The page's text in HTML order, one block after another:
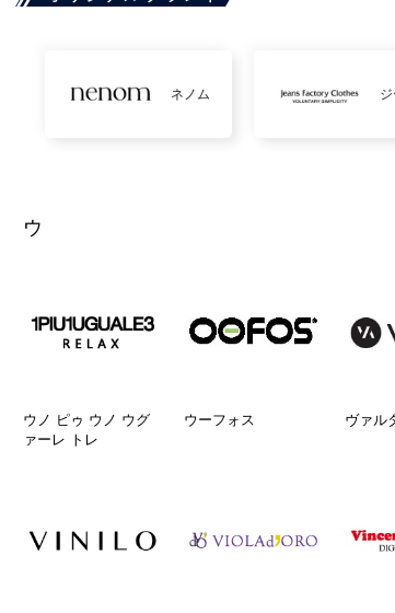
ネノム
ウ
ウノ ピゥ ウノ ウグ
ァーレ トレ
ウーフォス ヴァル